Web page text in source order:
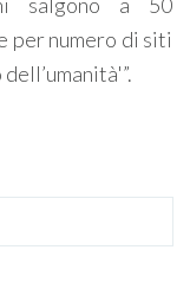
per numero di siti